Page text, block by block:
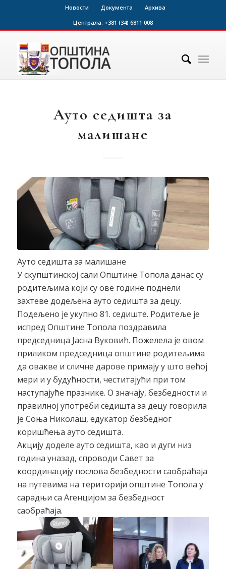
Новости Документа
Архива
Централа: +381 (34) 6811 008
Ауто седишта за
малишане
Ауто седишта за малишане
У скупштинској сали Општине Топола данас су
родитељима који су ове године поднели
захтеве додељена ауто седишта за децу.
Подељено је укупно 81. седиште. Родитеље је
испред Општине Топола поздравила
председница Јасна Вуковић. Пожелела је овом
приликом председница општине родитељима
да овакве и сличне дарове примају у што већој
мери и у будућности, честитајући при том
наступајуће празнике. О значају, безбедности и
правилној употреби седишта за децу говорила
је Соња Николаш, едукатор безбедног
коришћења ауто седишта.
Акцију доделе ауто седишта, као и дуги низ
година уназад, спроводи Савет за
координацију послова безбедности саобраћаја
на путевима на територији општине Топола у
сарадњи са Агенцијом за безбедност
саобраћаја.